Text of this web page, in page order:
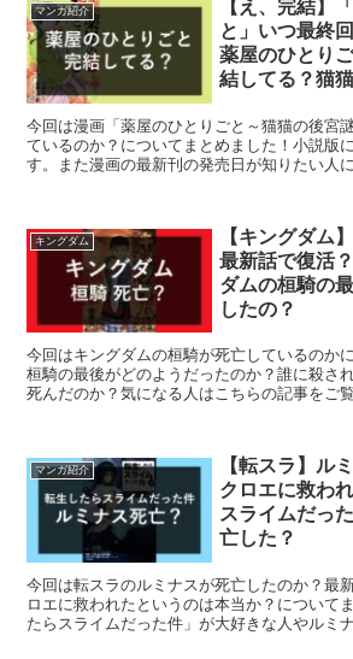
マンガ紹介
【え、完結】
と」いつ最終
薬屋のひとり
結してる？猫
今回は漫画「薬屋のひとりごと～猫猫の後宮
ているのか？についてまとめました！小説版
す。また漫画の最新刊の発売日が知りたい人
キングダム
【キングダム
最新話で復活
ダムの桓騎の
したの？
今回はキングダムの桓騎が死亡しているのか
桓騎の最後がどのようだったのか？誰に殺さ
死んだのか？気になる人はこちらの記事をご
マンガ紹介
【転スラ】ル
クロエに救わ
スライムだっ
亡した？
今回は転スラのルミナスが死亡したのか？最
ロエに救われたというのは本当か？について
たらスライムだった件」が大好きな人やルミ